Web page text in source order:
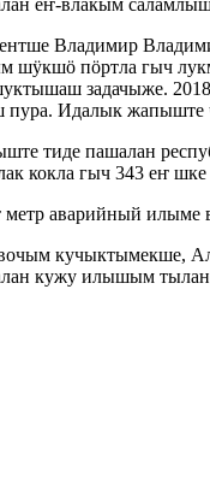
еҥ-влакым
Владимир
шӱкшӧ пӧртла гыч
задачыже.
Идалык жапыште
тиде пашалан
кокла гыч 343 еҥ
аварийный
кучыктымекше,
кужу илышым